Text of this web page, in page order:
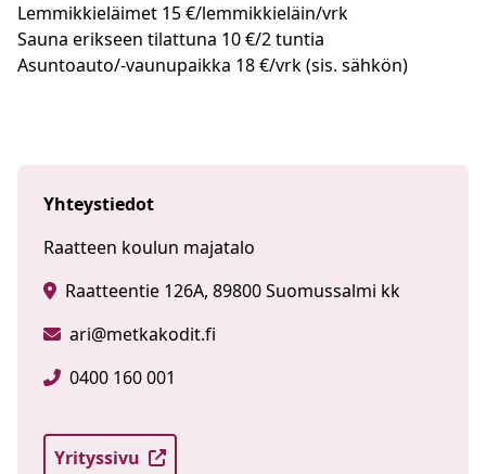
Lemmikkieläimet 15 €/lemmikkieläin/vrk
Sauna erikseen tilattuna 10 €/2 tuntia
Asuntoauto/-vaunupaikka 18 €/vrk (sis. sähkön)
Yhteystiedot
Raatteen koulun majatalo
Raatteentie 126A, 89800 Suomussalmi kk
ari@metkakodit.fi
0400 160 001
Yrityssivu